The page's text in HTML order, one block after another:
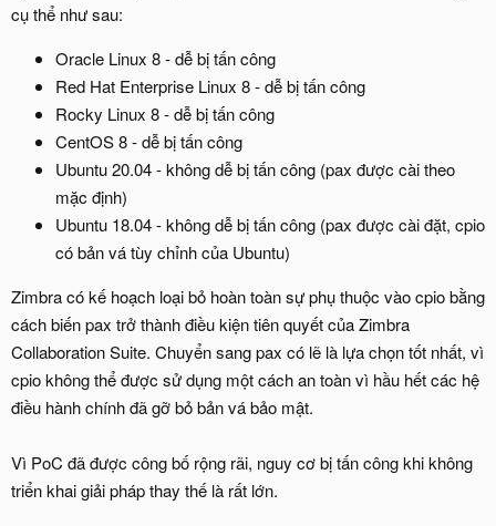
cụ thể như sau:
Oracle Linux 8 - dễ bị tấn công
Red Hat Enterprise Linux 8 - dễ bị tấn công
Rocky Linux 8 - dễ bị tấn công
CentOS 8 - dễ bị tấn công
Ubuntu 20.04 - không dễ bị tấn công (pax được cài theo
mặc định)
Ubuntu 18.04 - không dễ bị tấn công (pax được cài đặt, cpio
có bản vá tùy chỉnh của Ubuntu)
Zimbra có kế hoạch loại bỏ hoàn toàn sự phụ thuộc vào cpio bằng
cách biến pax trở thành điều kiện tiên quyết của Zimbra
Collaboration Suite. Chuyển sang pax có lẽ là lựa chọn tốt nhất, vì
cpio không thể được sử dụng một cách an toàn vì hầu hết các hệ
điều hành chính đã gỡ bỏ bản vá bảo mật.
Vì PoC đã được công bố rộng rãi, nguy cơ bị tấn công khi không
triển khai giải pháp thay thế là rất lớn.